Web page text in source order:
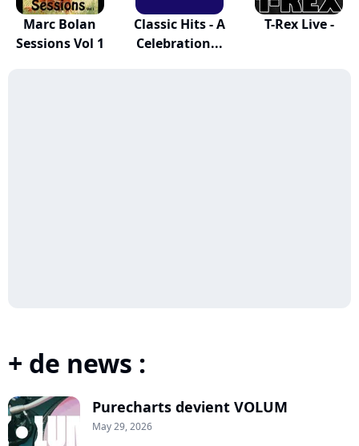
Marc Bolan
Sessions Vol 1
Classic Hits - A
Celebration...
T-Rex Live -
+ de news :
Purecharts devient VOLUM
May 29, 2026